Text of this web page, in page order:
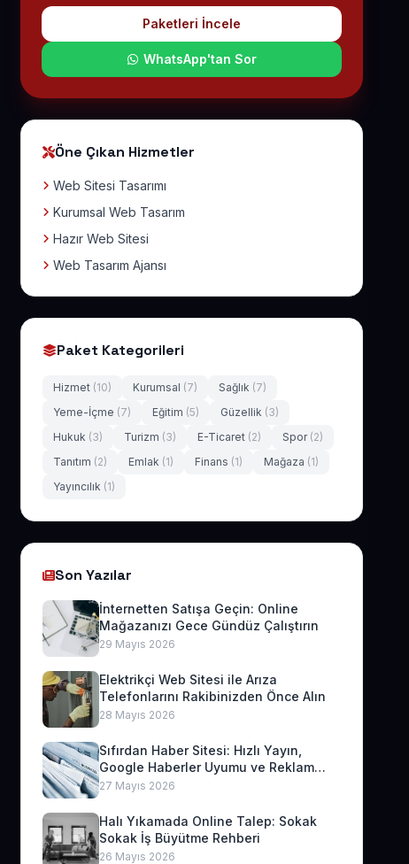
Paketleri İncele
WhatsApp'tan Sor
Öne Çıkan Hizmetler
Web Sitesi Tasarımı
Kurumsal Web Tasarım
Hazır Web Sitesi
Web Tasarım Ajansı
Paket Kategorileri
Hizmet (10) Kurumsal (7) Sağlık (7)
Yeme-İçme (7) Eğitim (5) Güzellik (3)
Hukuk (3) Turizm (3) E-Ticaret (2) Spor (2)
Tanıtım (2) Emlak (1) Finans (1) Mağaza (1)
Yayıncılık (1)
Son Yazılar
İnternetten Satışa Geçin: Online
Mağazanızı Gece Gündüz Çalıştırın
29 Mayıs 2026
Elektrikçi Web Sitesi ile Arıza
Telefonlarını Rakibinizden Önce Alın
28 Mayıs 2026
Sıfırdan Haber Sitesi: Hızlı Yayın,
Google Haberler Uyumu ve Reklam
Geliri
27 Mayıs 2026
Halı Yıkamada Online Talep: Sokak
Sokak İş Büyütme Rehberi
26 Mayıs 2026